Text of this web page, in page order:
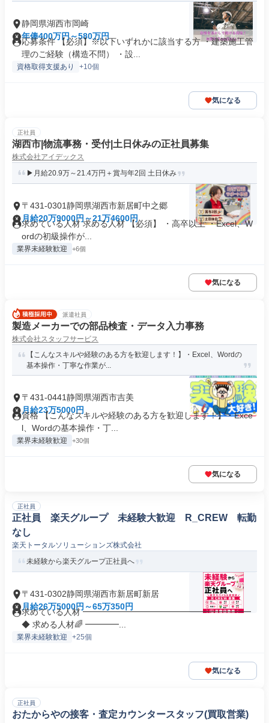
静岡県湖西市岡崎
年俸400万円～580万円
応募条件 【必須】※以下いずれかに該当する方 ・建築施工管
理のご経験（構造不問） ・設...
資格取得支援あり +10個
気になる
正社員
湖西市|物流事務・受付|土日休みの正社員募集
株式会社アイデックス
▶月給20.9万～21.4万円＋賞与年2回 土日休み
〒431-0301静岡県湖西市新居町中之郷
月給20万9000円～21万4600円
求めている人材 求める人材 【必須】 ・高卒以上 ・Excel、W
ordの初級操作が...
業界未経験歓迎 +6個
気になる
派遣社員
製造メーカーでの部品検査・データ入力事務
株式会社スタッフサービス
【こんなスキルや経験のある方を歓迎します！】・Excel、Wordの
基本操作・丁寧な作業が...
〒431-0441静岡県湖西市吉美
月給23万5000円
資格 【こんなスキルや経験のある方を歓迎します！】・Exce
l、Wordの基本操作・丁...
業界未経験歓迎 +30個
気になる
正社員
正社員 楽天グループ 未経験大歓迎 R_CREW 転勤
なし
楽天トータルソリューションズ株式会社
未経験から楽天グループ正社員へ
〒431-0302静岡県湖西市新居町新居
月給26万5000円～65万350円
求めている人材 ━━━━━━━━━━━━━━━━━━━━
◆ 求める人材🌈 ━━━━...
業界未経験歓迎 +25個
気になる
正社員
おたからやの接客・査定カウンタースタッフ(買取営業)